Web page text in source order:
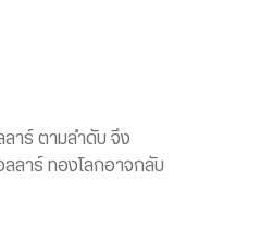
าร์ ตามลำดับ จึง
ลาร์ ทองโลกอาจกลับ